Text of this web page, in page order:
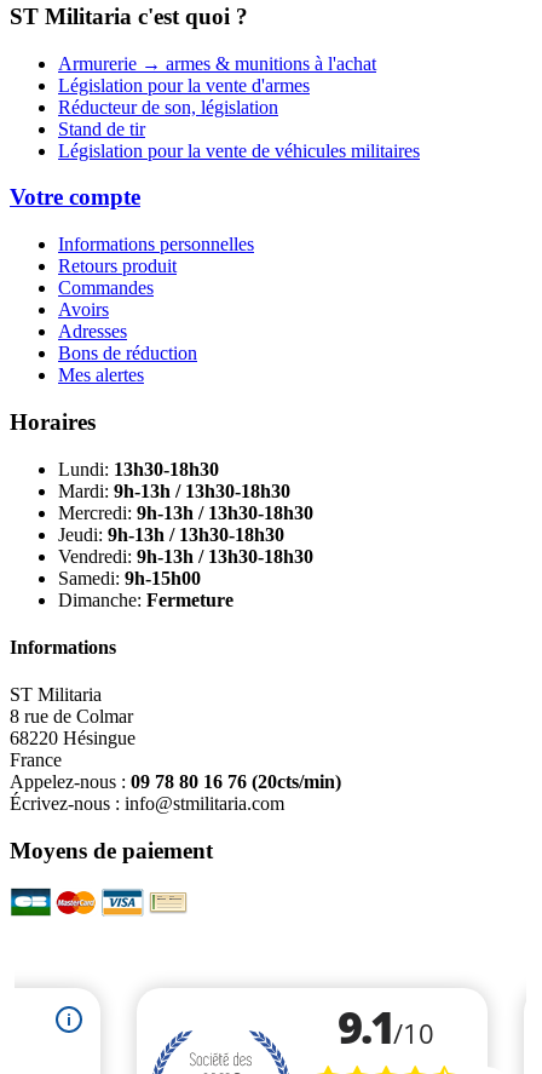
ST Militaria c'est quoi ?
Armurerie → armes & munitions à l'achat
Législation pour la vente d'armes
Réducteur de son, législation
Stand de tir
Législation pour la vente de véhicules militaires
Votre compte
Informations personnelles
Retours produit
Commandes
Avoirs
Adresses
Bons de réduction
Mes alertes
Horaires
Lundi: 13h30-18h30
Mardi: 9h-13h / 13h30-18h30
Mercredi: 9h-13h / 13h30-18h30
Jeudi: 9h-13h / 13h30-18h30
Vendredi: 9h-13h / 13h30-18h30
Samedi: 9h-15h00
Dimanche: Fermeture
Informations
ST Militaria
8 rue de Colmar
68220 Hésingue
France
Appelez-nous : 09 78 80 16 76 (20cts/min)
Écrivez-nous : info@stmilitaria.com
Moyens de paiement